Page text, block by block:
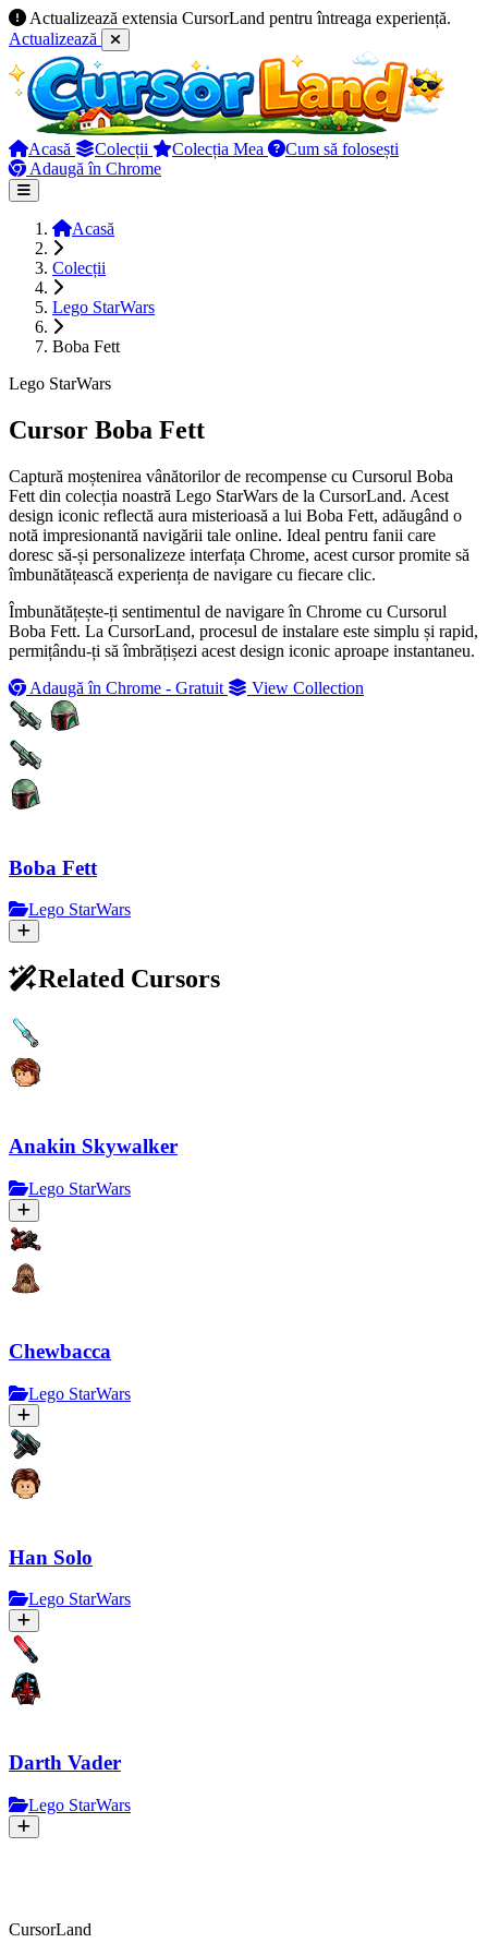
Actualizează extensia CursorLand pentru întreaga experiență.
Actualizează
Acasă Colecții Colecția Mea
Cum să folosești
Adaugă în Chrome
Acasă
Colecții
Lego StarWars
Boba Fett
Lego StarWars
Cursor Boba Fett
Captură moștenirea vânătorilor de recompense cu Cursorul Boba
Fett din colecția noastră Lego StarWars de la CursorLand. Acest
design iconic reflectă aura misterioasă a lui Boba Fett, adăugând o
notă impresionantă navigării tale online. Ideal pentru fanii care
doresc să-și personalizeze interfața Chrome, acest cursor promite să
îmbunătățească experiența de navigare cu fiecare clic.
Îmbunătățește-ți sentimentul de navigare în Chrome cu Cursorul
Boba Fett. La CursorLand, procesul de instalare este simplu și rapid,
permițându-ți să îmbrățișezi acest design iconic aproape instantaneu.
Adaugă în Chrome - Gratuit
View Collection
Boba Fett
Lego StarWars
Related Cursors
Anakin Skywalker
Lego StarWars
Chewbacca
Lego StarWars
Han Solo
Lego StarWars
Darth Vader
Lego StarWars
CursorLand